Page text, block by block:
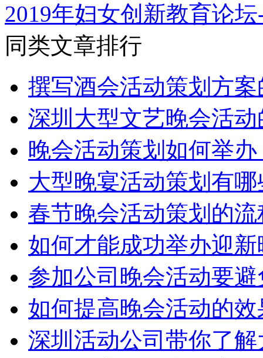
2019年妇女创新教育论
同类文章排行
撰写酒会活动策划方
深圳大型文艺晚会活
晚会活动策划如何举
大型晚宴活动策划有
春节晚会活动策划的
如何才能成功举办迎
参加公司晚会活动要
如何提高晚会活动的
深圳活动公司带你了